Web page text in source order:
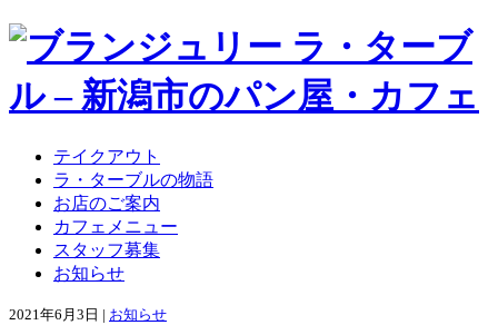
テイクアウト
ラ・ターブルの物語
お店のご案内
カフェメニュー
スタッフ募集
お知らせ
2021年6月3日 | お知らせ